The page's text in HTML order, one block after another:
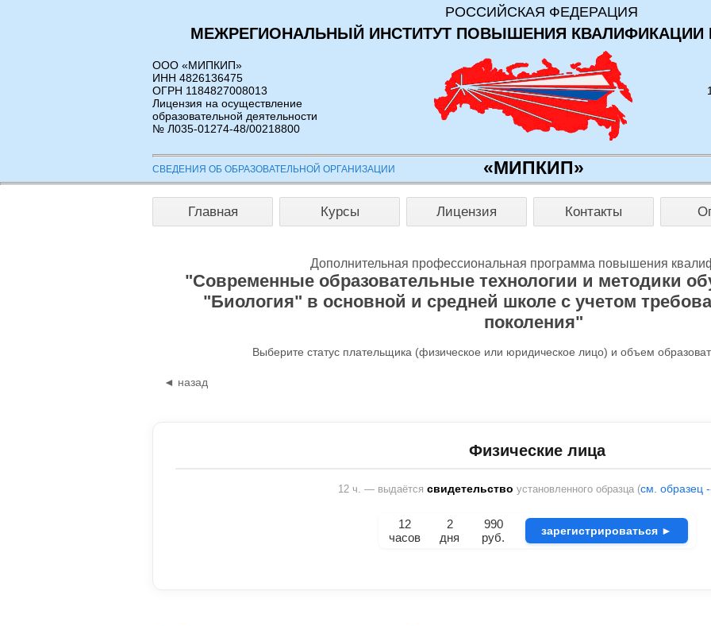
РОССИЙСКАЯ ФЕДЕРАЦИЯ
МЕЖРЕГИОНАЛЬНЫЙ ИНСТИТУТ ПОВЫШЕНИЯ КВАЛИФИКАЦИИ
ООО «МИПКИП»
ИНН 4826136475
ОГРН 1184827008013
Лицензия на осуществление
образовательной деятельности
№ Л035-01274-48/00218800
СВЕДЕНИЯ ОБ ОБРАЗОВАТЕЛЬНОЙ ОРГАНИЗАЦИИ «МИПКИП»
Главная Курсы Лицензия Контакты
Дополнительная профессиональная программа повышения
"Современные образовательные технологии и методики
"Биология" в основной и средней школе с учетом
поколения"
Выберите статус плательщика (физическое или юридическое лицо) и объем
◄ назад
Физические лица
12 ч. — выдаётся свидетельство установленного образца (см. образец
12
часов
2
дня
990
руб.
зарегистрироваться ►